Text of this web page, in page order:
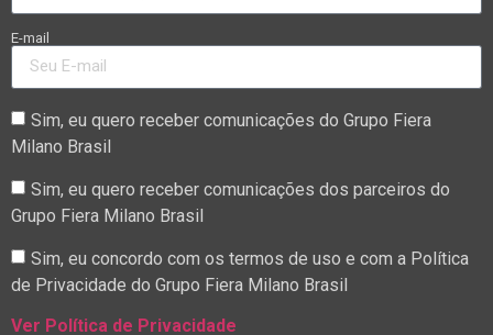
E-mail
Sim, eu quero receber comunicações do Grupo Fiera
Milano Brasil
Sim, eu quero receber comunicações dos parceiros do
Grupo Fiera Milano Brasil
Sim, eu concordo com os termos de uso e com a Política
de Privacidade do Grupo Fiera Milano Brasil
Ver Política de Privacidade